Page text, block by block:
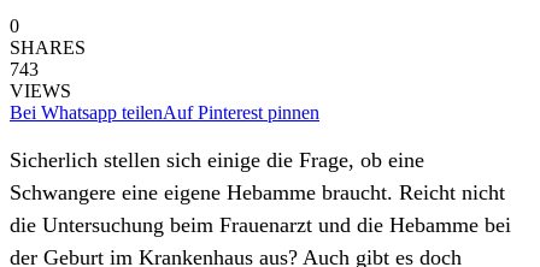
0
SHARES
743
VIEWS
Bei Whatsapp teilenAuf Pinterest pinnen
Sicherlich stellen sich einige die Frage, ob eine
Schwangere eine eigene Hebamme braucht. Reicht nicht
die Untersuchung beim Frauenarzt und die Hebamme bei
der Geburt im Krankenhaus aus? Auch gibt es doch